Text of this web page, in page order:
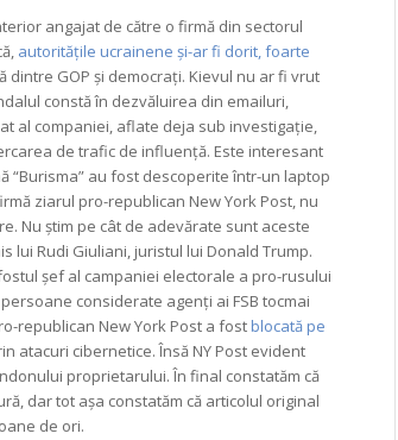
angajat de către o firmă din sectorul
autoritățile ucrainene și-ar fi dorit, foarte
dintre GOP și democrați. Kievul nu ar fi vrut
constă în dezvăluirea din emailuri,
al companiei, aflate deja sub investigație,
de trafic de influență. Este interesant
“Burisma” au fost descoperite într-un laptop
ziarul pro-republican New York Post, nu
Nu știm pe cât de adevărate sunt aceste
lui Rudi Giuliani, juristul lui Donald Trump.
șef al campaniei electorale a pro-rusului
considerate agenți ai FSB tocmai
republican New York Post a fost blocată pe
atacuri cibernetice. Însă NY Post evident
proprietarului. În final constatăm că
dar tot așa constatăm că articolul original
de ori.